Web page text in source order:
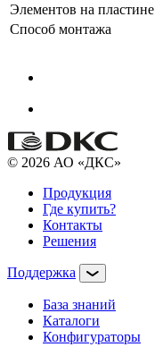
Элементов на пластине
Способ монтажа
© 2026 АО «ДКС»
Продукция
Где купить?
Контакты
Решения
Поддержка
База знаний
Каталоги
Конфигураторы